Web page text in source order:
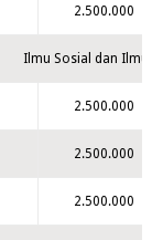
2.500.000
Ilmu Sosial dan
2.500.000
2.500.000
2.500.000